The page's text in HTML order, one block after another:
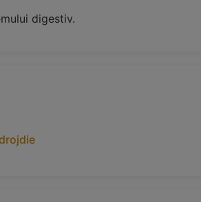
digestiv.